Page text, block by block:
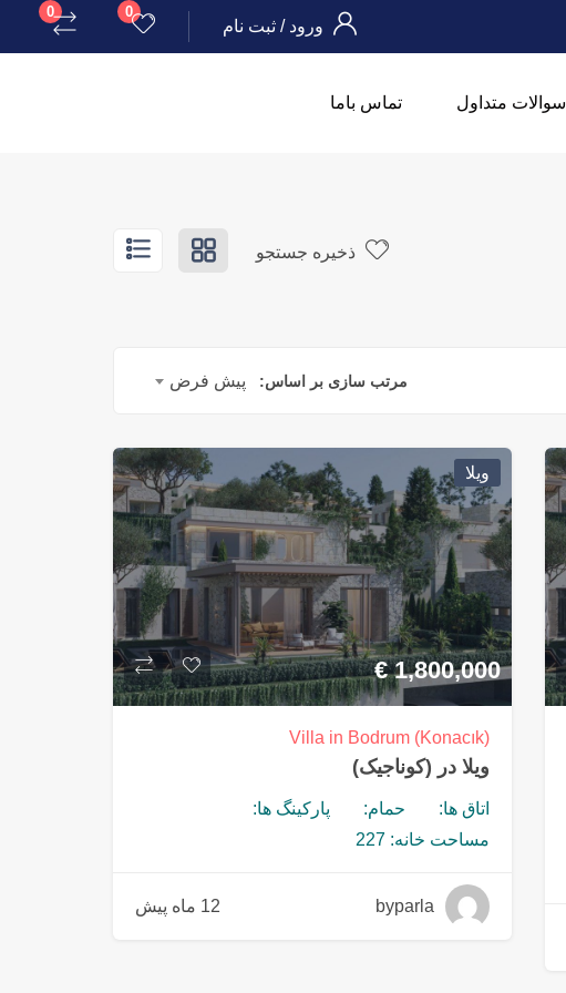
ورود/ ثبت نام
0
0
سوالات متداول تماس باما
ذخیره جستجو
مرتب سازی بر اساس: پیش فرض
ویلا
1,800,000
€
Villa in Bodrum (Konacık)
ویلا در (کوناجیک)
اتاق ها: حمام:
پارکینگ ها:
مساحت خانه: 227
byparla 12 ماه پیش